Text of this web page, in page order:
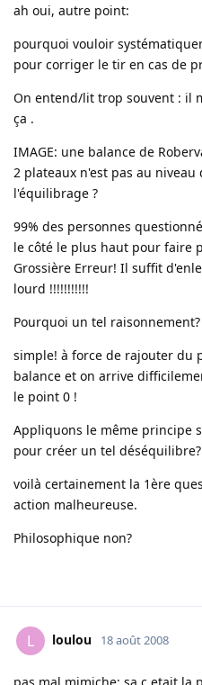
ah oui, autre point:
pourquoi vouloir
pour corriger le tir en cas de
On entend/lit trop souvent : il
ça .
IMAGE: une balance de
2 plateaux n'est pas au
l'équilibrage ?
99% des personnes
le côté le plus haut pour faire
Grossière Erreur! Il suffit
lourd !!!!!!!!!!!
Pourquoi un tel raisonnement?
simple! à force de rajouter du
balance et on arrive
le point 0 !
Appliquons le même principe
pour créer un tel déséquilibre?
voilà certainement la 1ère
action malheureuse.
Philosophique non?
L loulou 18 août 2008